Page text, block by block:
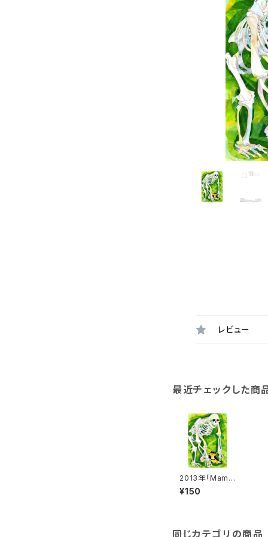
レビュー
最近チェックした商
2013年「Mam i
s bone.」絵は
がき
¥150
同じカテゴリの商品